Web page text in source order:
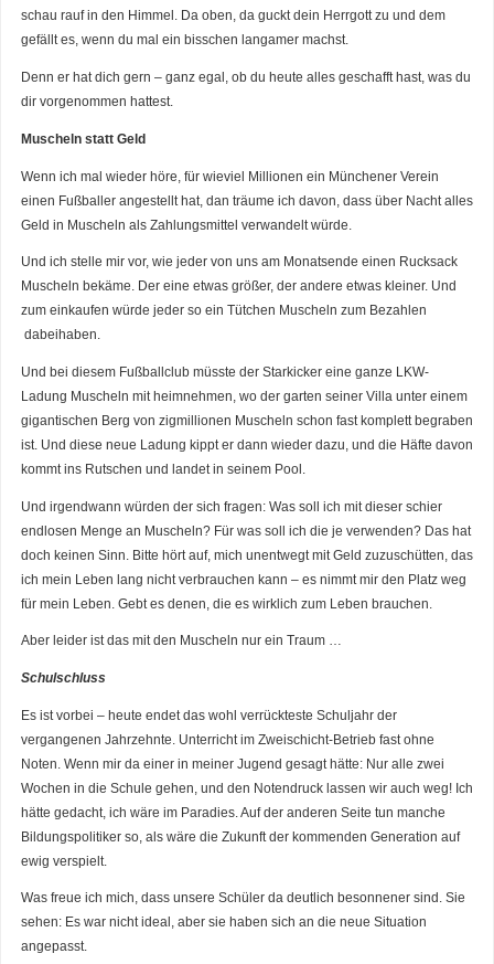
schau rauf in den Himmel. Da oben, da guckt dein Herrgott zu und dem
gefällt es, wenn du mal ein bisschen langamer machst.
Denn er hat dich gern – ganz egal, ob du heute alles geschafft hast, was du
dir vorgenommen hattest.
Muscheln statt Geld
Wenn ich mal wieder höre, für wieviel Millionen ein Münchener Verein
einen Fußballer angestellt hat, dan träume ich davon, dass über Nacht alles
Geld in Muscheln als Zahlungsmittel verwandelt würde.
Und ich stelle mir vor, wie jeder von uns am Monatsende einen Rucksack
Muscheln bekäme. Der eine etwas größer, der andere etwas kleiner. Und
zum einkaufen würde jeder so ein Tütchen Muscheln zum Bezahlen
dabeihaben.
Und bei diesem Fußballclub müsste der Starkicker eine ganze LKW-
Ladung Muscheln mit heimnehmen, wo der garten seiner Villa unter einem
gigantischen Berg von zigmillionen Muscheln schon fast komplett begraben
ist. Und diese neue Ladung kippt er dann wieder dazu, und die Häfte davon
kommt ins Rutschen und landet in seinem Pool.
Und irgendwann würden der sich fragen: Was soll ich mit dieser schier
endlosen Menge an Muscheln? Für was soll ich die je verwenden? Das hat
doch keinen Sinn. Bitte hört auf, mich unentwegt mit Geld zuzuschütten, das
ich mein Leben lang nicht verbrauchen kann – es nimmt mir den Platz weg
für mein Leben. Gebt es denen, die es wirklich zum Leben brauchen.
Aber leider ist das mit den Muscheln nur ein Traum …
Schulschluss
Es ist vorbei – heute endet das wohl verrückteste Schuljahr der
vergangenen Jahrzehnte. Unterricht im Zweischicht-Betrieb fast ohne
Noten. Wenn mir da einer in meiner Jugend gesagt hätte: Nur alle zwei
Wochen in die Schule gehen, und den Notendruck lassen wir auch weg! Ich
hätte gedacht, ich wäre im Paradies. Auf der anderen Seite tun manche
Bildungspolitiker so, als wäre die Zukunft der kommenden Generation auf
ewig verspielt.
Was freue ich mich, dass unsere Schüler da deutlich besonnener sind. Sie
sehen: Es war nicht ideal, aber sie haben sich an die neue Situation
angepasst.